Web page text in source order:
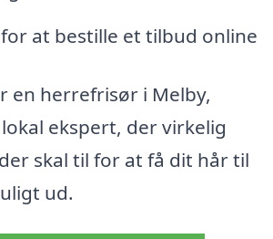
at bestille et tilbud online
en herrefrisør i Melby,
ekspert, der virkelig
skal til for at få dit hår til
ud.